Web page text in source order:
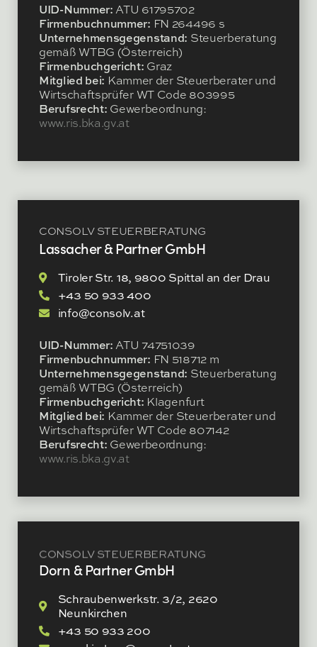
UID-Nummer:ATU 61795702
Firmenbuchnummer: FN 264496 s
Unternehmensgegenstand: Steuerberatung
gemäß WTBG (Österreich)
Firmenbuchgericht: Graz
Mitglied bei: Kammer der Steuerberater und
Wirtschaftsprüfer WT Code 803995
Berufsrecht: Gewerbeordnung:
www.ris.bka.gv.at
CONSOLV STEUERBERATUNG
Lassacher & Partner GmbH
Tiroler Str. 18, 9800 Spittal an der Drau
+43 50 933 400
info@consolv.at
UID-Nummer:ATU 74751039
Firmenbuchnummer: FN 518712 m
Unternehmensgegenstand: Steuerberatung
gemäß WTBG (Österreich)
Firmenbuchgericht: Klagenfurt
Mitglied bei: Kammer der Steuerberater und
Wirtschaftsprüfer WT Code 807142
Berufsrecht: Gewerbeordnung:
www.ris.bka.gv.at
CONSOLV STEUERBERATUNG
Dorn & Partner GmbH
Schraubenwerkstr. 3/2, 2620
Neunkirchen
+43 50 933 200